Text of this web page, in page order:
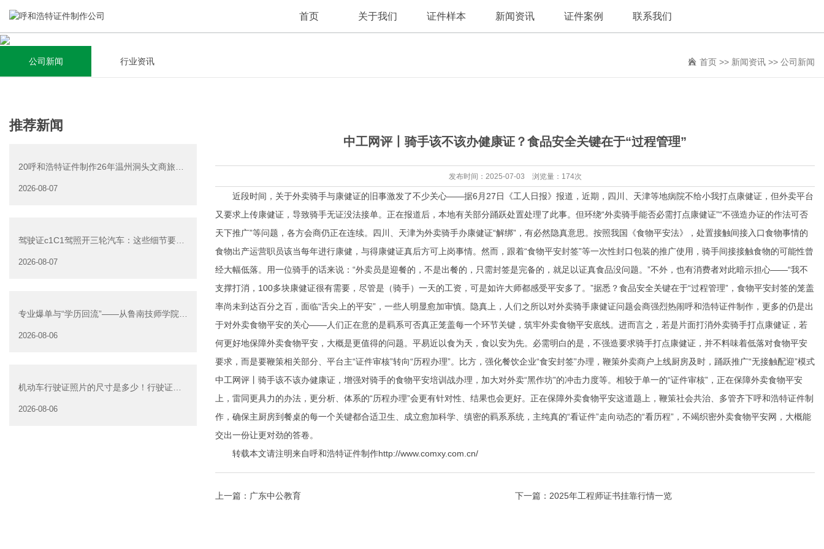
首页 关于我们
关于我们
集研发，设计，制造，安装于一体，多元化的定制需求，为上
千家企业提供过专业定制服务！
查看详情
证件样本 新闻资讯
新闻资讯
全自动流水线规模化生产，准时按期交货，年生产能力超过
40W万方米以上，拥有遍布全国的商务合作伙伴和较为完善的
查看详情
证件案例 联系我们
公司新闻 行业资讯 首页 >> 新闻资讯 >> 公司新闻
推荐新闻
20呼和浩特证件制作26年温州洞头文商旅游
2026-08-07
驾驶证c1C1驾照开三轮汽车：这些细节要注
2026-08-07
专业爆单与“学历回流”——从鲁南技师学院透
2026-08-06
机动车行驶证照片的尺寸是多少！行驶证照
2026-08-06
中工网评丨骑手该不该办健康证？食品安全关键在于“过程管理”
发布时间：2025-07-03 浏览量：174次
近段时间，关于外卖骑手与康健证的旧事激发了不少关心——据6月27日《工人日报》报道，近期，四川、天津等地病院不给小我打点康健证，但外卖平台
又要求上传康健证，导致骑手无证没法接单。正在报道后，本地有关部分踊跃处置处理了此事。但环绕“外卖骑手能否必需打点康健证”“不强造办证的作法可否
天下推广”等问题，各方会商仍正在连续。四川、天津为外卖骑手办康健证“解绑”，有必然隐真意思。按照我国《食物平安法》，处置接触间接入口食物事情的
食物出产运营职员该当每年进行康健，与得康健证真后方可上岗事情。然而，跟着“食物平安封签”等一次性封口包装的推广使用，骑手间接接触食物的可能性曾
经大幅低落。用一位骑手的话来说：“外卖员是迎餐的，不是出餐的，只需封签是完备的，就足以证真食品没问题。”不外，也有消费者对此暗示担心——“我不
支撑打消，100多块康健证很有需要，尽管是（骑手）一天的工资，可是如许大师都感受平安多了。”据悉？食品安全关键在于“过程管理”，食物平安封签的笼盖
率尚未到达百分之百，面临“舌尖上的平安”，一些人明显愈加审慎。隐真上，人们之所以对外卖骑手康健证问题会商强烈热闹呼和浩特证件制作 ，更多的仍是出
于对外卖食物平安的关心——人们正在意的是羁系可否真正笼盖每一个环节关键，筑牢外卖食物平安底线。进而言之，若是片面打消外卖骑手打点康健证，若
何更好地保障外卖食物平安，大概是更值得的问题。平易近以食为天，食以安为先。必需明白的是，不强造要求骑手打点康健证，并不料味着低落对食物平安
要求，而是要鞭策相关部分、平台主“证件审核”转向“历程办理”。比方，强化餐饮企业“食安封签”办理，鞭策外卖商户上线厨房及时，踊跃推广“无接触配迎”模式
中工网评丨骑手该不该办健康证，增强对骑手的食物平安培训战办理，加大对外卖“黑作坊”的冲击力度等。相较于单一的“证件审核”，正在保障外卖食物平安
上，雷同更具力的办法，更分析、体系的“历程办理”会更有针对性、结果也会更好。正在保障外卖食物平安这道题上，鞭策社会共治、多管齐下呼和浩特证件制
作 ，确保主厨房到餐桌的每一个关键都合适卫生、成立愈加科学、缜密的羁系系统，主纯真的“看证件”走向动态的“看历程”，不竭织密外卖食物平安网，大概能
交出一份让更对劲的答卷。
转载本文请注明来自呼和浩特证件制作http://www.comxy.com.cn/
上一篇： 广东中公教育 下一篇： 2025年工程师证书挂靠行情一览